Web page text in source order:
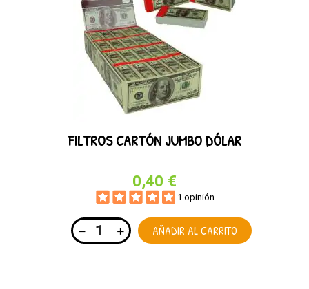
FILTROS CARTÓN JUMBO DÓLAR
0,40 €
1 opinión
AÑADIR AL CARRITO